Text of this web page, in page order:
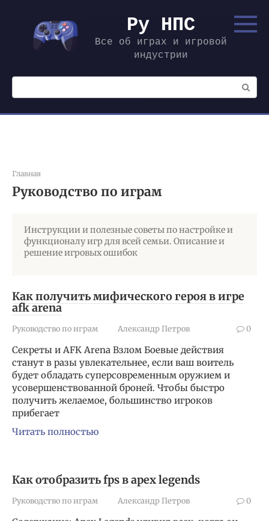
контенту
Ру НПС
Все об играх и игровой
индустрии
Поиск:
Главная
Руководство по играм
Инструкции и полезные советы по настройке и
функционалу игр для всей семьи. Описание и
решение игровых ошибок
Как получить мифического героя в игре
afk arena
Руководство по играм Александр Петров 0
Секреты и AFK Arena Взлом Боевые действия
станут в разы увлекательнее, если ваш воитель
будет обладать суперсовременным оружием и
усовершенствованной броней. Чтобы быстро
получить желаемое, большинство игроков
прибегает
Читать полностью
Как отобразить fps в apex legends
Руководство по играм Александр Петров 0